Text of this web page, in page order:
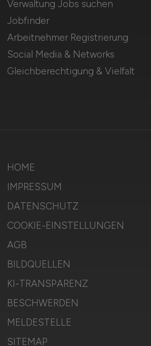
Verwaltung Jobs suchen
Jobfinder
Arbeitnehmer Registrierung
Social Media & Networks
Gleichberechtigung & Vielfalt
HOME
IMPRESSUM
DATENSCHUTZ
COOKIE-EINSTELLUNGEN
AGB
BILDQUELLEN
KI-TRANSPARENZ
BESCHWERDEN
MELDESTELLE
SITEMAP